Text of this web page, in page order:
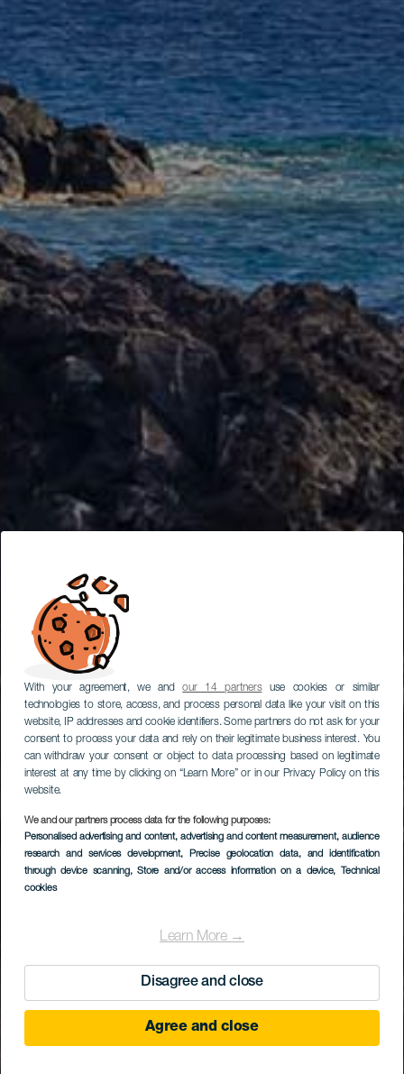
With your agreement, we andour 14 partnersuse cookies or similar
technologies to store, access, and process personal data like your visit on this
website, IP addresses and cookie identifiers. Some partners do not ask for your
consent to process your data and rely on their legitimate business interest. You
can withdraw your consent or object to data processing based on legitimate
interest at any time by clicking on “Learn More” or in our Privacy Policy on this
website.
We and our partners process data for the following purposes:
Personalised advertising and content, advertising and content measurement, audience
research and services development, Precise geolocation data, and identification
through device scanning, Store and/or access information on a device, Technical
cookies
Learn More →
Disagree and close
Agree and close